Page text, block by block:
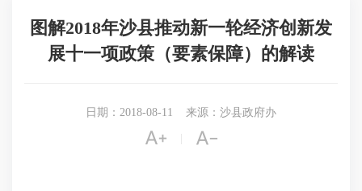
图解2018年沙县推动新一轮经济创新发
展十一项政策（要素保障）的解读
日期：2018-08-11 来源：沙县政府办
 